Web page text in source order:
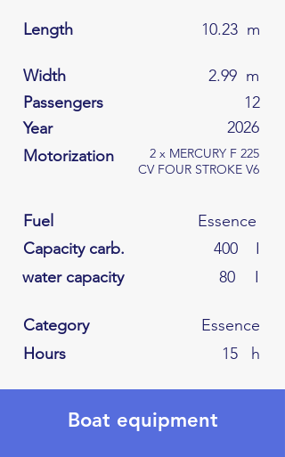
Length 10.23 m
Width 2.99 m
Passengers
12
Year
2026
Motorization
2 x MERCURY F 225
CV FOUR STROKE V6
Fuel
Essence
Capacity carb.
400
I
water capacity
80 I
Category
Essence
Hours
15 h
Boat equipment